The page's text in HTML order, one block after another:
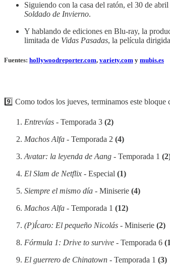
Siguiendo con la casa del ratón, el 30 de
Soldado de Invierno.
Y hablando de ediciones en Blu-ray, la
limitada de Vidas Pasadas, la película
Fuentes: hollywoodreporter.com, variety.com y mubis.es
9️⃣ Como todos los jueves, terminamos este
Entrevías - Temporada 3 (2)
Machos Alfa - Temporada 2 (4)
Avatar: la leyenda de Aang - Temporada 1
El Slam de Netflix - Especial (1)
Siempre el mismo día - Miniserie (4)
Machos Alfa - Temporada 1 (12)
(P)Ícaro: El pequeño Nicolás - Miniserie (2)
Fórmula 1: Drive to survive - Temporada 6
El guerrero de Chinatown - Temporada 1 (3)